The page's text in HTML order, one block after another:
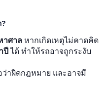
?
าศาล หากเกิดเหตุไม่คาดคิด
ปีได้ ทำให้รถอาจถูกระงับ
าผิดกฎหมาย และอาจมี